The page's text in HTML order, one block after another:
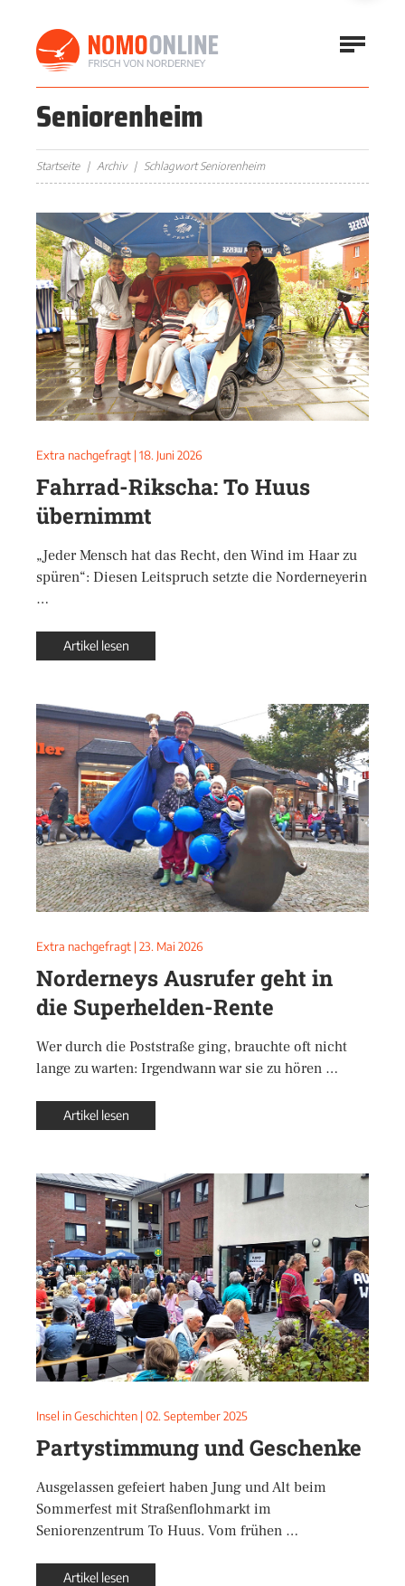
Seniorenheim
Startseite Archiv Schlagwort Seniorenheim
Extra nachgefragt | 18. Juni 2026
Fahrrad-Rikscha: To Huus
übernimmt
„Jeder Mensch hat das Recht, den Wind im Haar zu
spüren“: Diesen Leitspruch setzte die Norderneyerin
…
Artikel lesen
Extra nachgefragt | 23. Mai 2026
Norderneys Ausrufer geht in
die Superhelden-Rente
Wer durch die Poststraße ging, brauchte oft nicht
lange zu warten: Irgendwann war sie zu hören …
Artikel lesen
Insel in Geschichten | 02. September 2025
Partystimmung und Geschenke
Ausgelassen gefeiert haben Jung und Alt beim
Sommerfest mit Straßenflohmarkt im
Seniorenzentrum To Huus. Vom frühen …
Artikel lesen